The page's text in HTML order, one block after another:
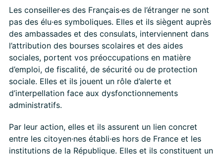
Les conseiller·es des Français·es de l’étranger ne sont
pas des élu·es symboliques. Elles et ils siègent auprès
des ambassades et des consulats, interviennent dans
l’attribution des bourses scolaires et des aides
sociales, portent vos préoccupations en matière
d’emploi, de fiscalité, de sécurité ou de protection
sociale. Elles et ils jouent un rôle d’alerte et
d’interpellation face aux dysfonctionnements
administratifs.
Par leur action, elles et ils assurent un lien concret
entre les citoyen·nes établi·es hors de France et les
institutions de la République. Elles et ils constituent un